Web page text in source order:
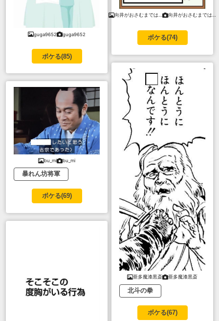
guga9652 guga9652
ボケる(85)
bu_mi bu_mi
暴れん坊将軍
ボケる(69)
向井がおさむまでは… 向井がおさむまでは…
ボケる(74)
亜多魔漆黒斎 亜多魔漆黒斎
北斗の拳
ボケる(67)